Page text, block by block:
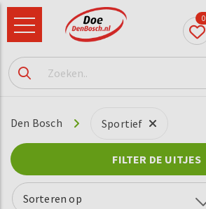
0
Den Bosch Sportief
FILTER DE UITJES
Sorteren op